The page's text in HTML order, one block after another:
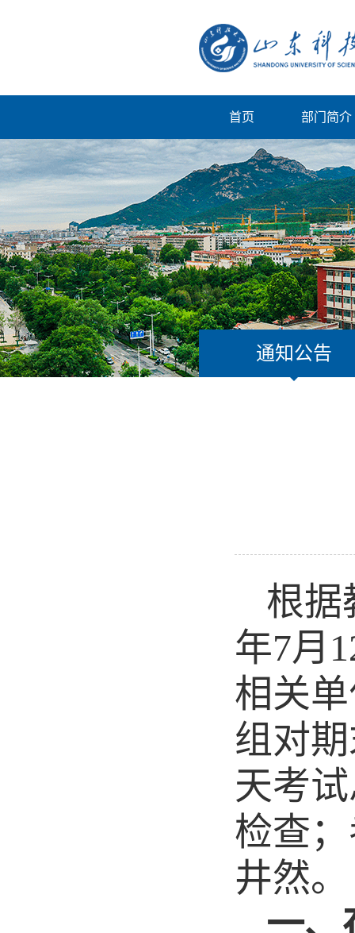
首页 部门简介
通知公告
根据
年7月
相关
组对
天考
检查
井然。
一、